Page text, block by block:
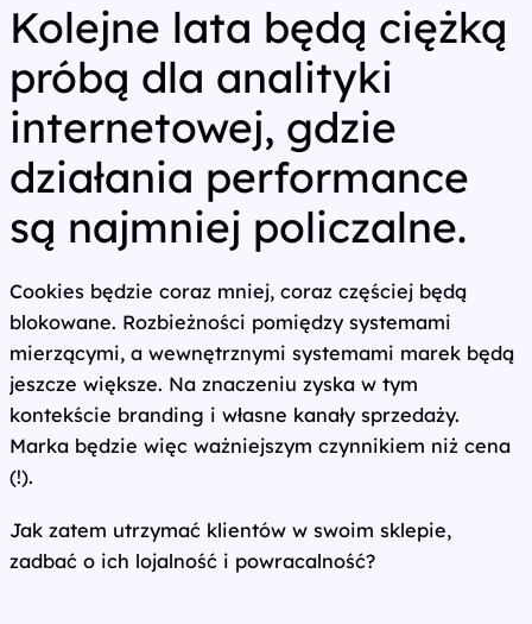
Kolejne lata będą ciężką
próbą dla analityki
internetowej, gdzie
działania performance
są najmniej policzalne.
Cookies będzie coraz mniej, coraz częściej będą
blokowane. Rozbieżności pomiędzy systemami
mierzącymi, a wewnętrznymi systemami marek będą
jeszcze większe. Na znaczeniu zyska w tym
kontekście branding i własne kanały sprzedaży.
Marka będzie więc ważniejszym czynnikiem niż cena
(!).
Jak zatem utrzymać klientów w swoim sklepie,
zadbać o ich lojalność i powracalność?